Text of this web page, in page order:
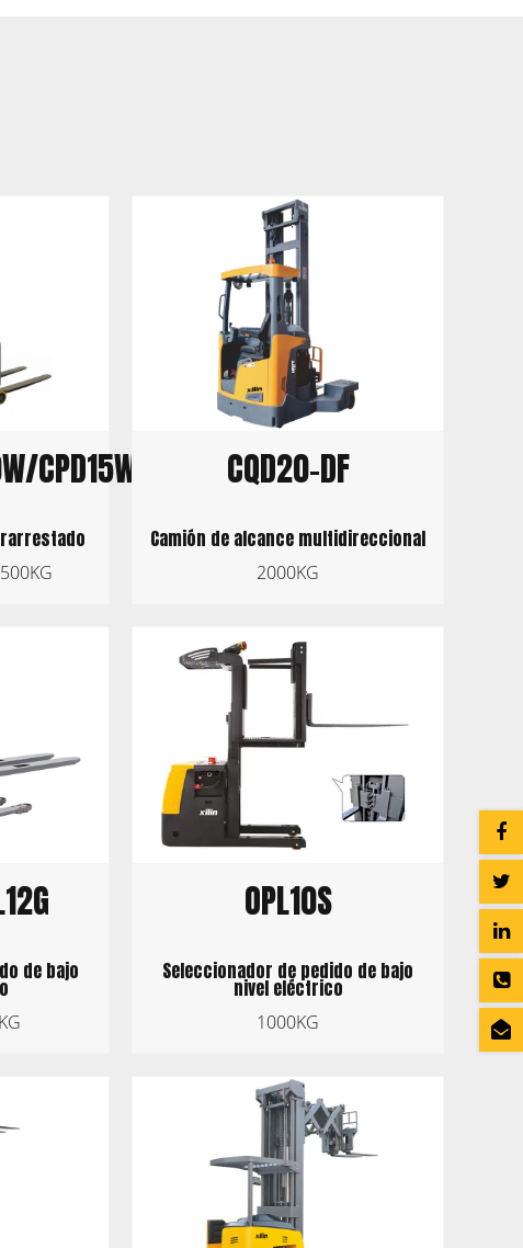
CPD15W- CQD20-DF
Camión de alcance multidireccional
2000KG
de bajo
OPL10S
Seleccionador de pedido de bajo
nivel eléctrico
1000KG